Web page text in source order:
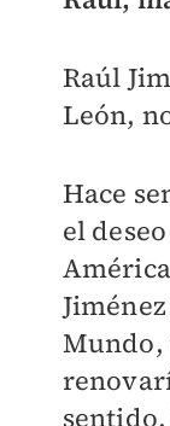
Raúl
León,
Hace
el
Mundo,